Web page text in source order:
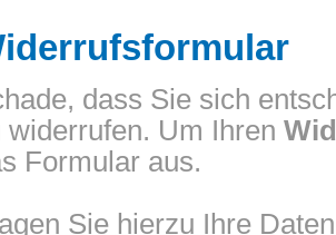
dass Sie sich
widerrufen. Um Ihren
Formular aus.
Sie hierzu Ihre